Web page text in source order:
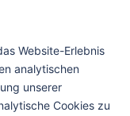
Website-Erlebnis
analytischen
unserer
Cookies zu